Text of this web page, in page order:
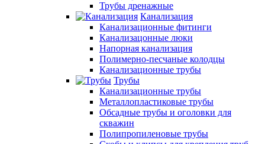
Трубы дренажные
Канализация
Канализационные фитинги
Канализацонные люки
Напорная канализация
Полимерно-песчаные колодцы
Канализационные трубы
Трубы
Канализационные трубы
Металлопластиковые трубы
Обсадные трубы и оголовки для
скважин
Полипропиленовые трубы